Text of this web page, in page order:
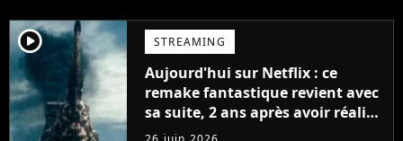
player2 STREAMING
Aujourd'hui sur Netflix : ce
remake fantastique revient avec
sa suite, 2 ans après avoir réalisé
60 millions de vues et régné 6